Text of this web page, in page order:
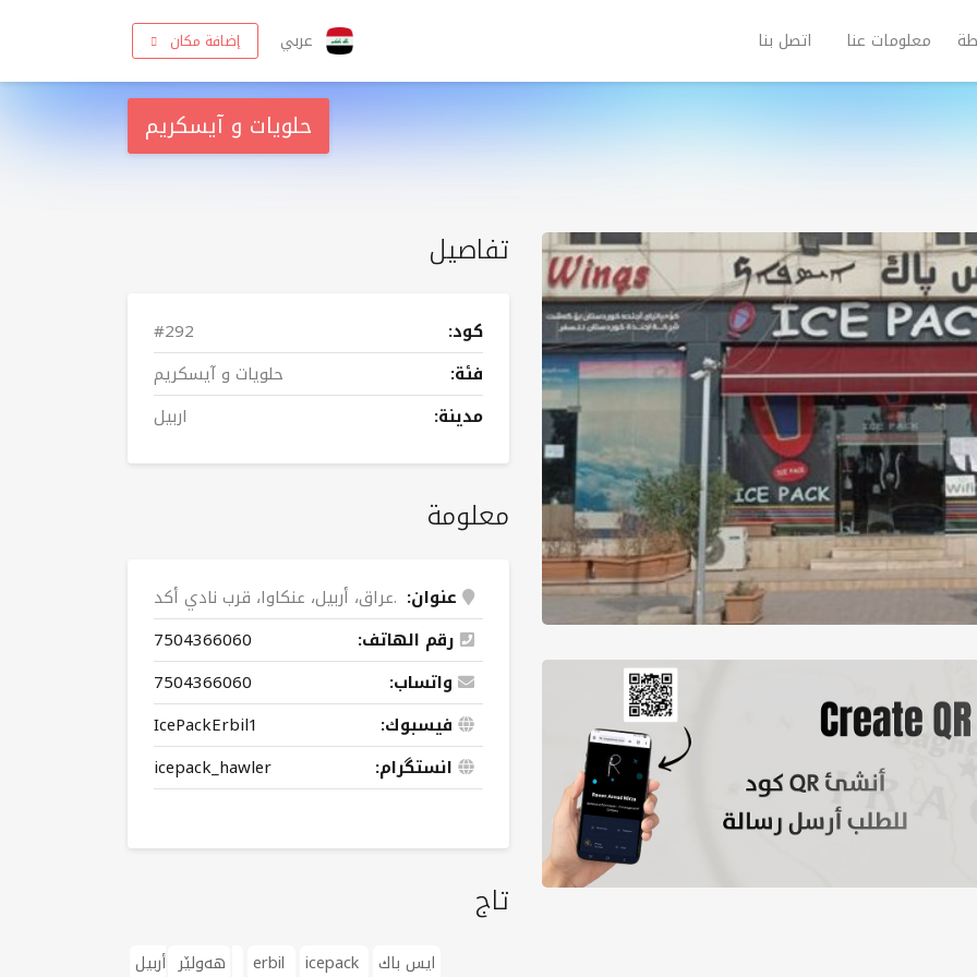
معلومات عنا اتصل بنا عربي إضافة مكان
حلويات و آيسكريم
تفاصيل
كود:
#292
فئة:
حلويات و آيسكريم
مدينة:
اربيل
معلومة
عنوان: عراق، أربیل، عنکاوا، قرب نادي أكد.
رقم الهاتف:
7504366060
واتساب:
7504366060
فيسبوك:
IcePackErbil1
انستگرام:
icepack_hawler
تاج
هەولێر erbil icepack ايس باك